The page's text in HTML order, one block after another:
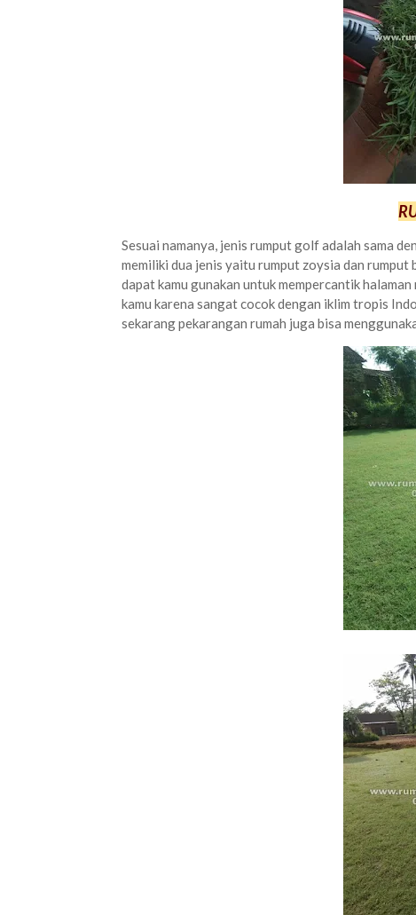
Sesuai namanya, jenis rumput golf adalah sama
memiliki dua jenis yaitu rumput zoysia dan
dapat kamu gunakan untuk mempercantik
kamu karena sangat cocok dengan iklim tropis
sekarang pekarangan rumah juga bisa